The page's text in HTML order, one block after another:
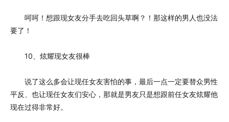
呵呵！想跟现女友分手去吃回头草啊？！那这样的男人也没法
要了！
10、炫耀现女友很棒
说了这么多会让现任女友害怕的事，最后一点一定要替众男性
平反、也让现任女友们安心，那就是男友只是想跟前任女友炫耀他
现在过得非常好。